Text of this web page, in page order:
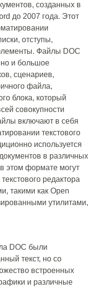
созданных в
до 2007 года. Этот
отступы,
Файлы DOC
но и большое
сценариев,
файла,
блока, который
совокупности
включают в себя
текстового
используется
в различных
этом формате могут
редактора
такими как Open
утилитами,
DOC были
текст, но со
встроенных
и различные